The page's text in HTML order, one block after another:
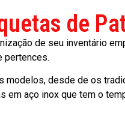
de
de seu inventário
pertences.
modelos, desde de os
em aço inox que tem o